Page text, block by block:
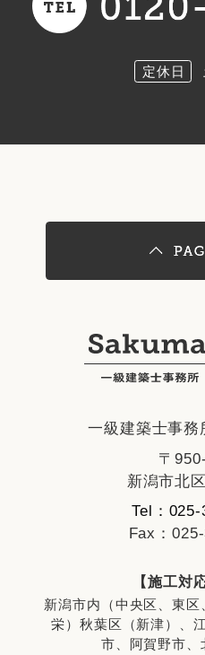
定休日
一級建築士事
〒
新潟市北
Tel：
Fax：
【施工対
新潟市内（中央区、東
栄）秋葉区（新津）、
市、阿賀野市、